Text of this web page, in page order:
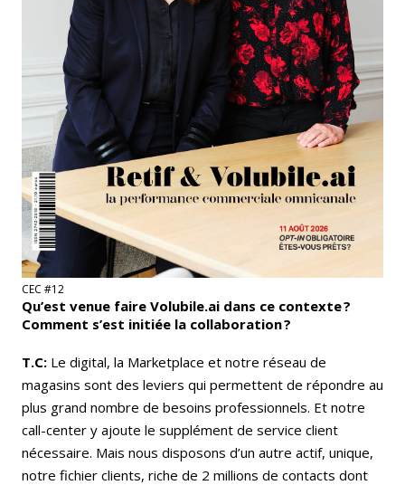
CEC #12
Qu’est venue faire Volubile.ai dans ce contexte ?
Comment s’est initiée la collaboration ?
T.C: Le digital, la Marketplace et notre réseau de
magasins sont des leviers qui permettent de répondre au
plus grand nombre de besoins professionnels. Et notre
call-center y ajoute le supplément de service client
nécessaire. Mais nous disposons d’un autre actif, unique,
notre fichier clients, riche de 2 millions de contacts dont